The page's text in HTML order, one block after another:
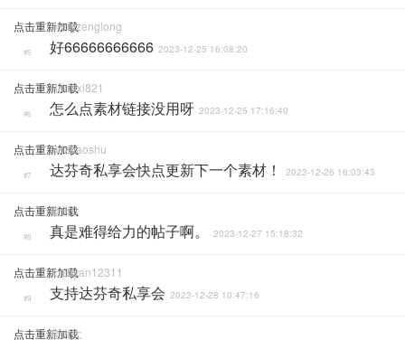
点击重新加载Songzenglong
#5 好66666666666 2023-12-25 16:08:20
点击重新加载
Huanxi821
#6 怎么点素材链接没用呀 2023-12-25 17:16:40
点击重新加载Gezhaoshu
#7 达芬奇私享会快点更新下一个素材！ 2023-12-26 16:03:43
点击重新加载
夏天0
#8 真是难得给力的帖子啊。 2023-12-27 15:18:32
点击重新加载XxBryan12311
#9 支持达芬奇私享会 2023-12-28 10:47:16
点击重新加载
哇大大